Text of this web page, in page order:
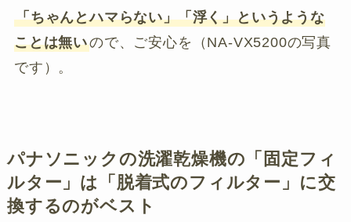
「ちゃんとハマらない」「浮く」というような
ことは無いので、ご安心を（NA-VX5200の写真
です）。
パナソニックの洗濯乾燥機の「固定フィ
ルター」は「脱着式のフィルター」に交
換するのがベスト